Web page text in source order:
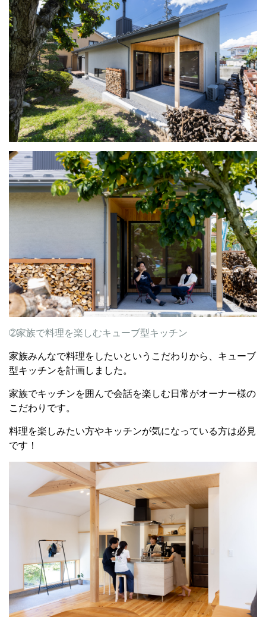
➁家族で料理を楽しむキューブ型キッチン
家族みんなで料理をしたいというこだわりから、キューブ
型キッチンを計画しました。
家族でキッチンを囲んで会話を楽しむ日常がオーナー様の
こだわりです。
料理を楽しみたい方やキッチンが気になっている方は必見
です！